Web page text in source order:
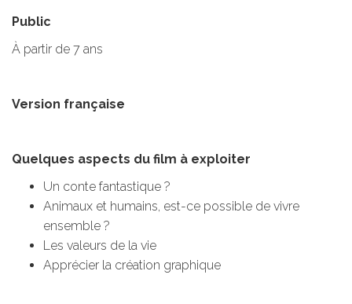
Public
À partir de 7 ans
Version française
Quelques aspects du film à exploiter
Un conte fantastique ?
Animaux et humains, est-ce possible de vivre
ensemble ?
Les valeurs de la vie
Apprécier la création graphique